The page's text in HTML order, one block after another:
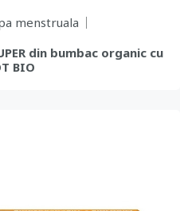
menstruala
din bumbac organic cu
BIO